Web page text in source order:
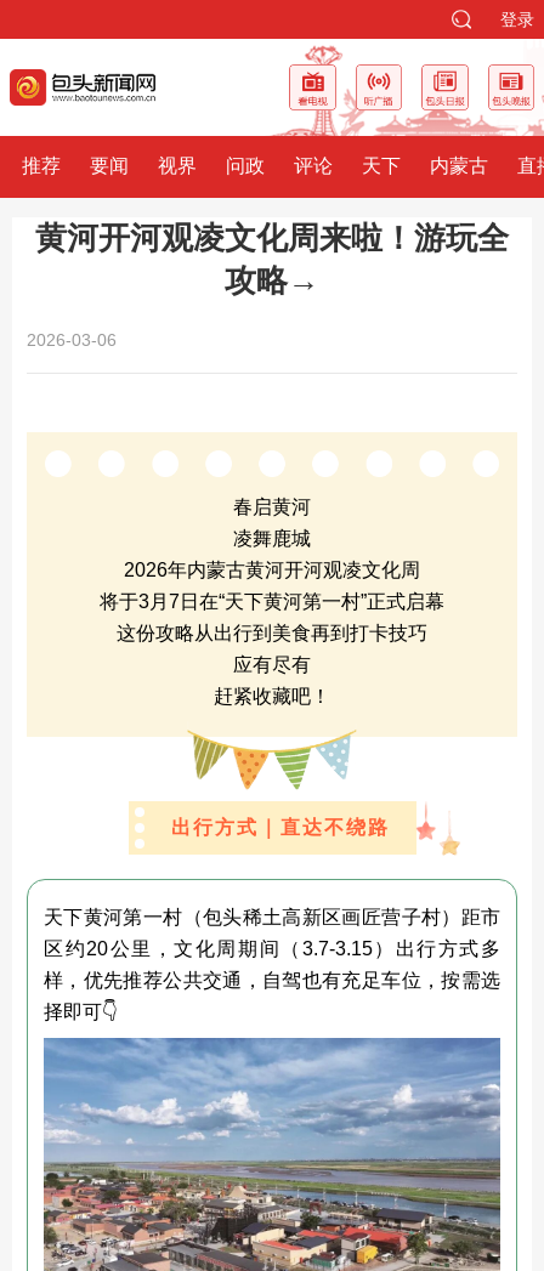
登录
推荐 要闻 视界 问政 评论 天下 内蒙古 直
黄河开河观凌文化周来啦！游玩全
攻略→
2026-03-06
春启黄河
凌舞鹿城
2026年内蒙古黄河开河观凌文化周
将于3月7日在“天下黄河第一村”正式启幕
这份攻略从出行到美食再到打卡技巧
应有尽有
赶紧收藏吧！
出行方式｜直达不绕路
天下黄河第一村（包头稀土高新区画匠营子村）距市
区约20公里，文化周期间（3.7-3.15）出行方式多
样，优先推荐公共交通，自驾也有充足车位，按需选
择即可👇